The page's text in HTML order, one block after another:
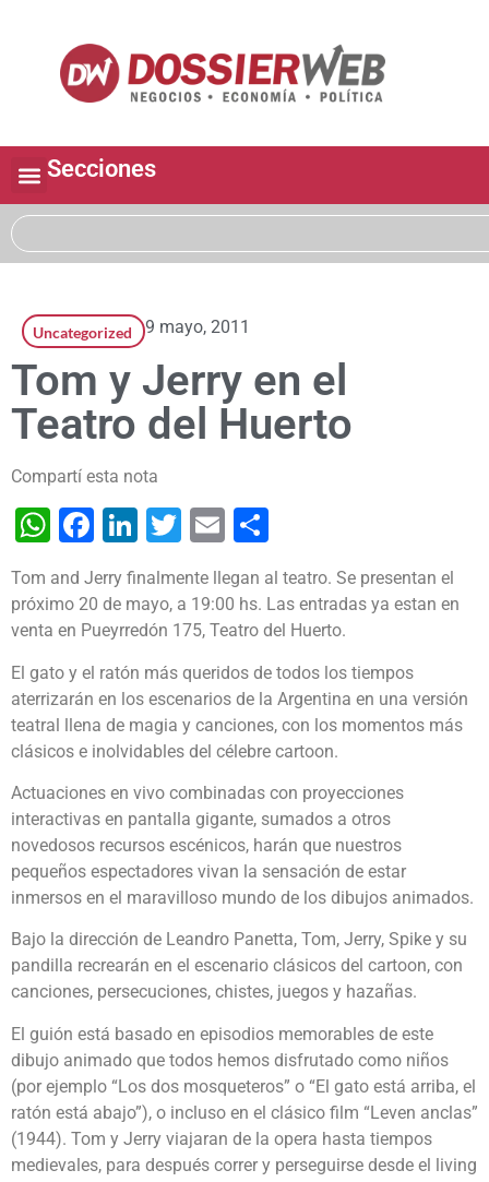
Secciones
Uncategorized 9 mayo, 2011
Tom y Jerry en el
Teatro del Huerto
Compartí esta nota
WhatsApp
Facebook
LinkedIn
Twitter
Email
Tom and Jerry finalmente llegan al teatro. Se presentan el
próximo 20 de mayo, a 19:00 hs. Las entradas ya estan en
venta en Pueyrredón 175, Teatro del Huerto.
El gato y el ratón más queridos de todos los tiempos
aterrizarán en los escenarios de la Argentina en una versión
teatral llena de magia y canciones, con los momentos más
clásicos e inolvidables del célebre cartoon.
Actuaciones en vivo combinadas con proyecciones
interactivas en pantalla gigante, sumados a otros
novedosos recursos escénicos, harán que nuestros
pequeños espectadores vivan la sensación de estar
inmersos en el maravilloso mundo de los dibujos animados.
Bajo la dirección de Leandro Panetta, Tom, Jerry, Spike y su
pandilla recrearán en el escenario clásicos del cartoon, con
canciones, persecuciones, chistes, juegos y hazañas.
El guión está basado en episodios memorables de este
dibujo animado que todos hemos disfrutado como niños
(por ejemplo “Los dos mosqueteros” o “El gato está arriba, el
ratón está abajo”), o incluso en el clásico film “Leven anclas”
(1944). Tom y Jerry viajaran de la opera hasta tiempos
medievales, para después correr y perseguirse desde el living